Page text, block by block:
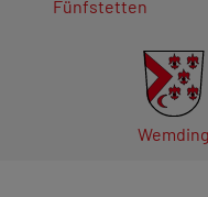
Fünfstetten
Wemding